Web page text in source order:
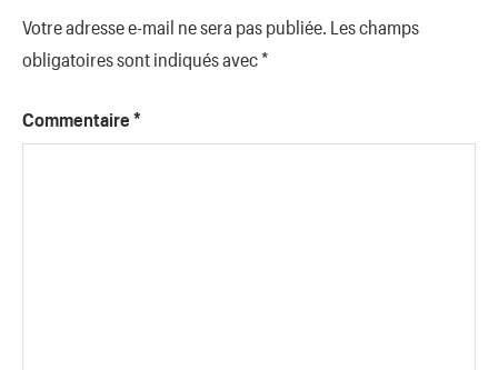
Votre adresse e-mail ne sera pas publiée. Les champs
obligatoires sont indiqués avec*
Commentaire *